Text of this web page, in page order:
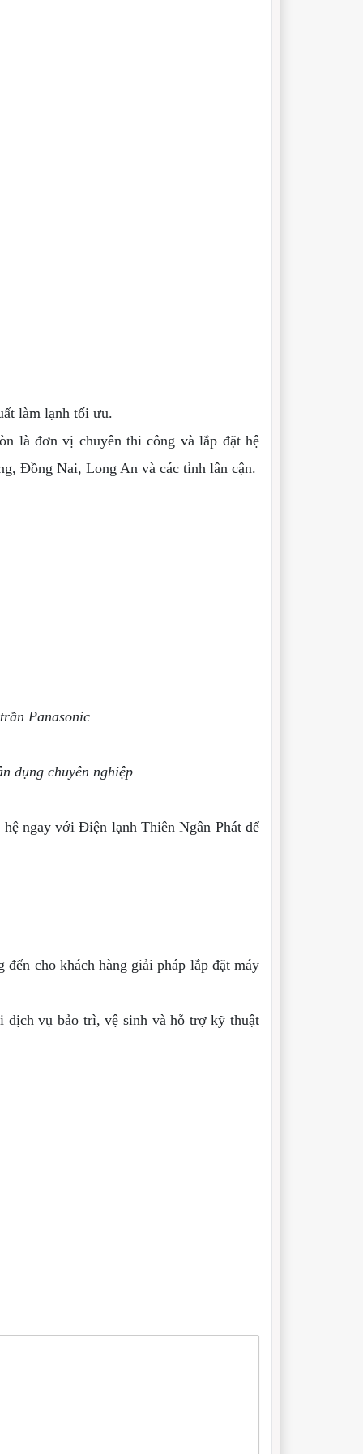
làm lạnh tối ưu.
là đơn vị chuyên thi công và lắp đặt hệ
Đồng Nai, Long An và các tỉnh lân cận.
Panasonic
dụng chuyên nghiệp
ngay với Điện lạnh Thiên Ngân Phát để
đến cho khách hàng giải pháp lắp đặt máy
dịch vụ bảo trì, vệ sinh và hỗ trợ kỹ thuật